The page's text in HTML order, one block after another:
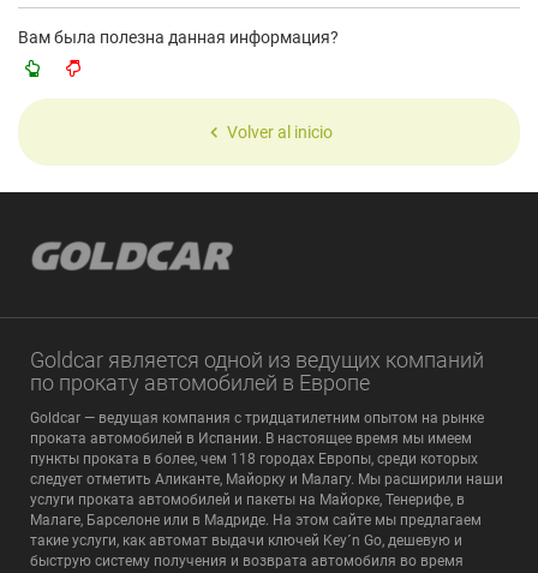
Вам была полезна данная информация?
Volver al inicio
Goldcar является одной из ведущих компаний
по прокату автомобилей в Европе
Goldcar — ведущая компания с тридцатилетним опытом на рынке
проката автомобилей в Испании. В настоящее время мы имеем
пункты проката в более, чем 118 городах Европы, среди которых
следует отметить Аликанте, Майорку и Малагу. Мы расширили наши
услуги проката автомобилей и пакеты на Майорке, Тенерифе, в
Малаге, Барселоне или в Мадриде. На этом сайте мы предлагаем
такие услуги, как автомат выдачи ключей Key´n Go, дешевую и
быструю систему получения и возврата автомобиля во время